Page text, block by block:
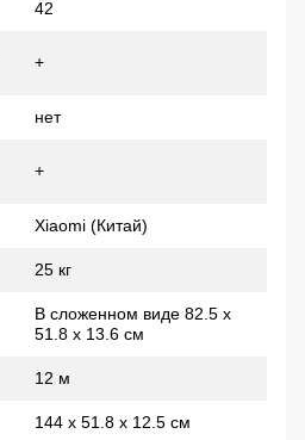
42
+
нет
+
Xiaomi (Китай)
25 кг
В сложенном виде 82.5 x
51.8 x 13.6 см
12 м
144 x 51.8 x 12.5 см